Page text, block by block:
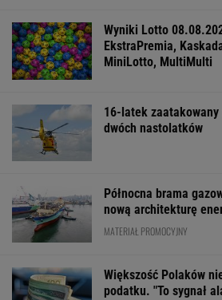
Wyniki Lotto
EkstraPremia,
MiniLotto, MultiMulti
16-latek
dwóch nastolatków
Północna brama
nową architekturę
MATERIAŁ PROMOCYJNY
Większość Polaków
podatku. "To sygnał